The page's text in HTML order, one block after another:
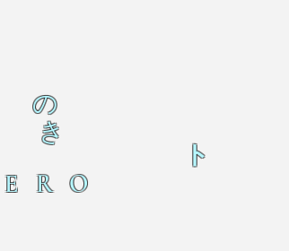
の
き
ト